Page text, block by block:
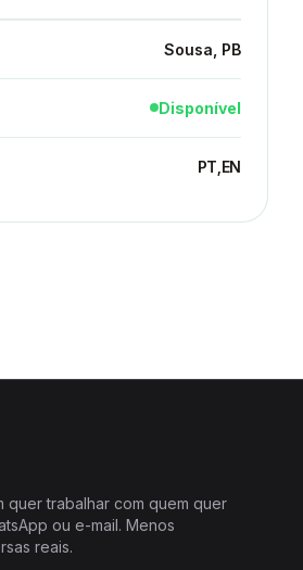
Sousa , PB
Disponível
PT EN
quer trabalhar com quem quer
ou e-mail. Menos
reais.